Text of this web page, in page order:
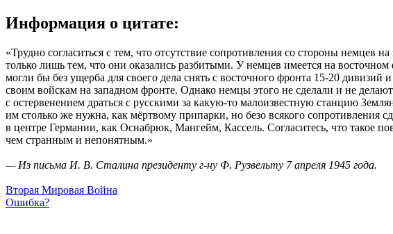
Информация о цитате:
«Трудно согласиться с тем, что отсутствие сопротивления со стороны немцев
только лишь тем, что они оказались разбитыми. У немцев имеется на
могли бы без ущерба для своего дела снять с восточного фронта 15-20 дивизий
своим войскам на западном фронте. Однако немцы этого не сделали и не
с остервенением драться с русскими за какую-то малоизвестную станцию
им столько же нужна, как мёртвому припарки, но безо всякого сопротивления
в центре Германии, как Оснабрюк, Мангейм, Кассель. Согласитесь, что такое
чем странным и непонятным.»
— Из письма И. В. Сталина президенту г-ну Ф. Рузвельту 7 апреля 1945 года.
Вторая Мировая Война
Ошибка?